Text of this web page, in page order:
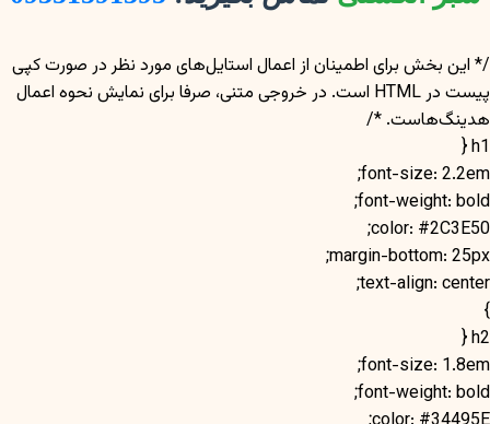
/* این بخش برای اطمینان از اعمال استایل‌های مورد نظر در صورت کپی
پیست در HTML است. در خروجی متنی، صرفا برای نمایش نحوه اعمال
هدینگ‌هاست. */
h1 {
font-size: 2.2em;
font-weight: bold;
color: #2C3E50;
margin-bottom: 25px;
text-align: center;
}
h2 {
font-size: 1.8em;
font-weight: bold;